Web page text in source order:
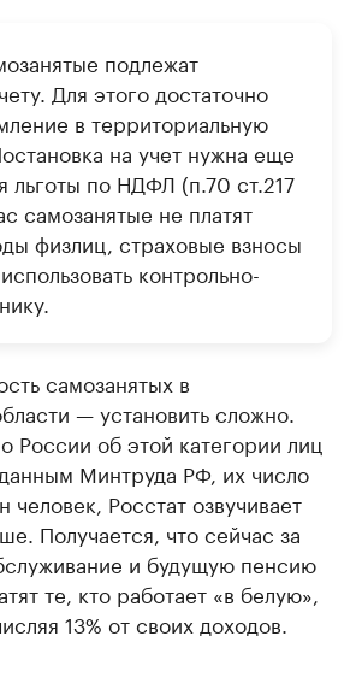
подлежат
Для этого достаточно
в территориальную
на учет нужна еще
льготы по НДФЛ (п.70 ст.217
самозанятые не платят
физлиц, страховые взносы
контрольно-
самозанятых в
— установить сложно.
об этой категории лиц
Минтруда РФ, их число
человек, Росстат озвучивает
Получается, что сейчас за
и будущую пенсию
те, кто работает «в белую»,
13% от своих доходов.